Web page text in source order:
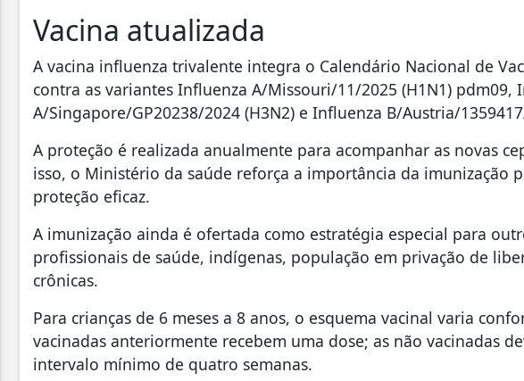
Vacina atualizada
A vacina influenza trivalente integra o Calendário Nacional de
contra as variantes Influenza A/Missouri/11/2025 (H1N1) pdm09,
A/Singapore/GP20238/2024 (H3N2) e Influenza B/Austria/
A proteção é realizada anualmente para acompanhar as novas
isso, o Ministério da saúde reforça a importância da imunização
proteção eficaz.
A imunização ainda é ofertada como estratégia especial para
profissionais de saúde, indígenas, população em privação de
crônicas.
Para crianças de 6 meses a 8 anos, o esquema vacinal varia
vacinadas anteriormente recebem uma dose; as não vacinadas
intervalo mínimo de quatro semanas.